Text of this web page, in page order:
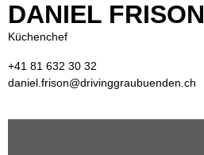
DANIEL FRISON
Küchenchef
+41 81 632 30 32
daniel.frison@drivinggraubuenden.ch